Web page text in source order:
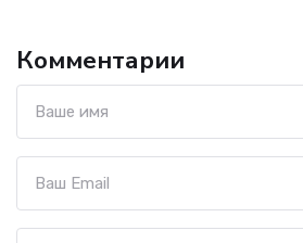
Комментарии